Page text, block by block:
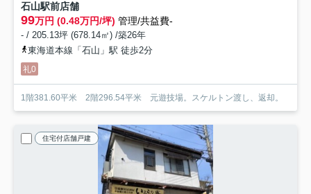
石山駅前店舗
99万円 (0.48万円/坪) 管理/共益費-
- / 205.13坪 (678.14㎡) /築26年
東海道本線「石山」駅 徒歩2分
礼0
1階381.60平米 2階296.54平米 元遊技場。スケルトン渡し、返却。
住宅付店舗戸建